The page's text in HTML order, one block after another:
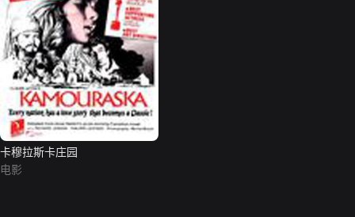
卡穆拉斯卡庄园
电影